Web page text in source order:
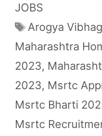
JOBS
Tags
Arogya
Maharashtra
2023,
2023, Msrtc
Msrtc Bharti
Msrtc